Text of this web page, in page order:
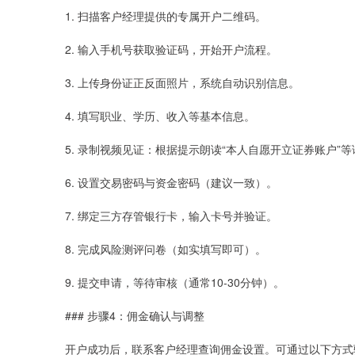
1. 扫描客户经理提供的专属开户二维码。
2. 输入手机号获取验证码，开始开户流程。
3. 上传身份证正反面照片，系统自动识别信息。
4. 填写职业、学历、收入等基本信息。
5. 录制视频见证：根据提示朗读“本人自愿开立证券账户”等
6. 设置交易密码与资金密码（建议一致）。
7. 绑定三方存管银行卡，输入卡号并验证。
8. 完成风险测评问卷（如实填写即可）。
9. 提交申请，等待审核（通常10-30分钟）。
### 步骤4：佣金确认与调整
开户成功后，联系客户经理查询佣金设置。可通过以下方式